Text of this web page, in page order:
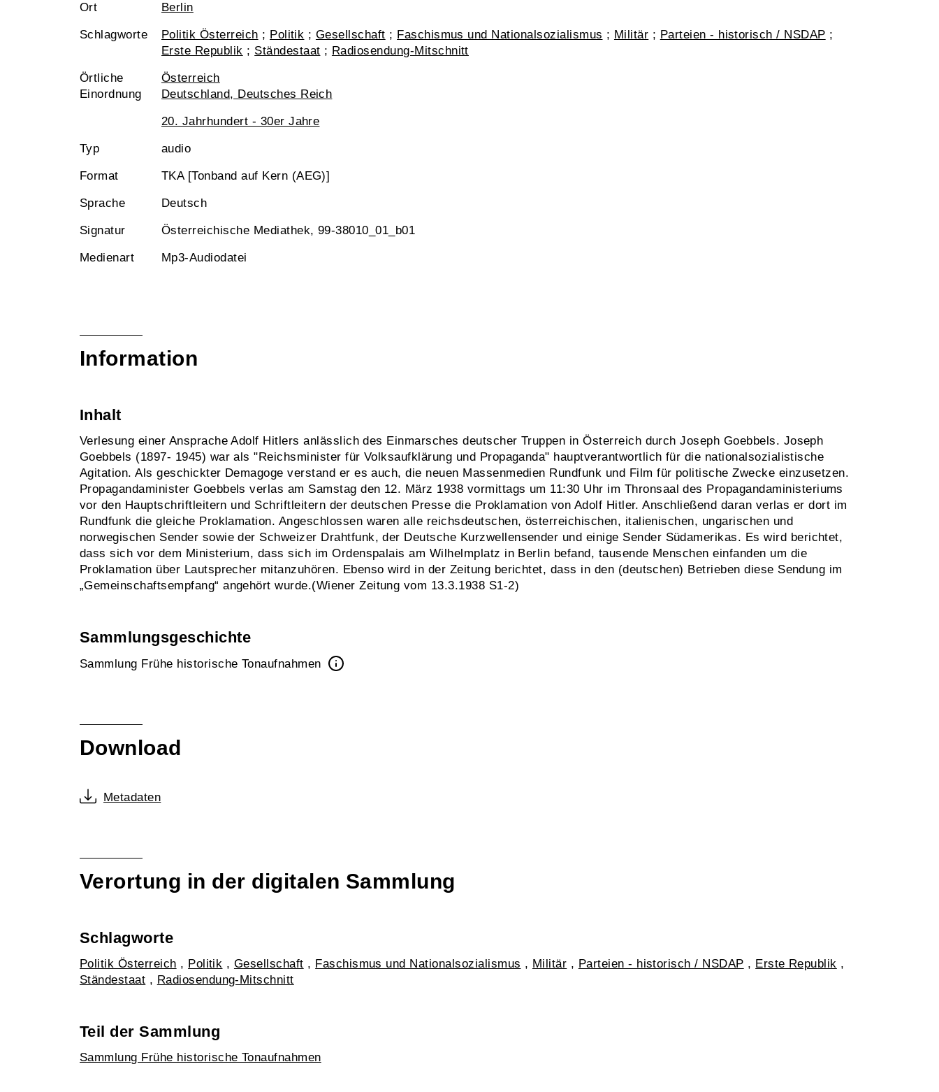
Ort Berlin
Schlagworte Politik Österreich ; Politik ; Gesellschaft ; Faschismus und Nationalsozialismus ; Militär ; Parteien - historisch / NSDAP ;
Erste Republik ; Ständestaat ; Radiosendung-Mitschnitt
Örtliche
Einordnung
Österreich
Deutschland, Deutsches Reich
20. Jahrhundert - 30er Jahre
Typ audio
Format TKA [Tonband auf Kern (AEG)]
Sprache Deutsch
Signatur Österreichische Mediathek, 99-38010_01_b01
Medienart Mp3-Audiodatei
Information
Inhalt
Verlesung einer Ansprache Adolf Hitlers anlässlich des Einmarsches deutscher Truppen in Österreich durch Joseph Goebbels. Joseph
Goebbels (1897- 1945) war als "Reichsminister für Volksaufklärung und Propaganda" hauptverantwortlich für die nationalsozialistische
Agitation. Als geschickter Demagoge verstand er es auch, die neuen Massenmedien Rundfunk und Film für politische Zwecke einzusetzen.
Propagandaminister Goebbels verlas am Samstag den 12. März 1938 vormittags um 11:30 Uhr im Thronsaal des Propagandaministeriums
vor den Hauptschriftleitern und Schriftleitern der deutschen Presse die Proklamation von Adolf Hitler. Anschließend daran verlas er dort im
Rundfunk die gleiche Proklamation. Angeschlossen waren alle reichsdeutschen, österreichischen, italienischen, ungarischen und
norwegischen Sender sowie der Schweizer Drahtfunk, der Deutsche Kurzwellensender und einige Sender Südamerikas. Es wird berichtet,
dass sich vor dem Ministerium, dass sich im Ordenspalais am Wilhelmplatz in Berlin befand, tausende Menschen einfanden um die
Proklamation über Lautsprecher mitanzuhören. Ebenso wird in der Zeitung berichtet, dass in den (deutschen) Betrieben diese Sendung im
„Gemeinschaftsempfang“ angehört wurde.(Wiener Zeitung vom 13.3.1938 S1-2)
Sammlungsgeschichte
Sammlung Frühe historische Tonaufnahmen
Download
Metadaten
Verortung in der digitalen Sammlung
Schlagworte
Politik Österreich , Politik , Gesellschaft , Faschismus und Nationalsozialismus , Militär , Parteien - historisch / NSDAP , Erste Republik ,
Ständestaat , Radiosendung-Mitschnitt
Teil der Sammlung
Sammlung Frühe historische Tonaufnahmen